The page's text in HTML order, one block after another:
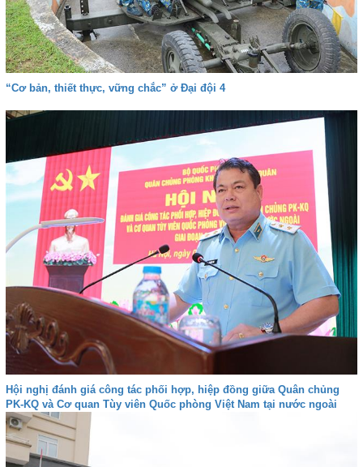
“Cơ bản, thiết thực, vững chắc” ở Đại đội 4
Hội nghị đánh giá công tác phối hợp, hiệp đồng giữa Quân chủng
PK-KQ và Cơ quan Tùy viên Quốc phòng Việt Nam tại nước ngoài